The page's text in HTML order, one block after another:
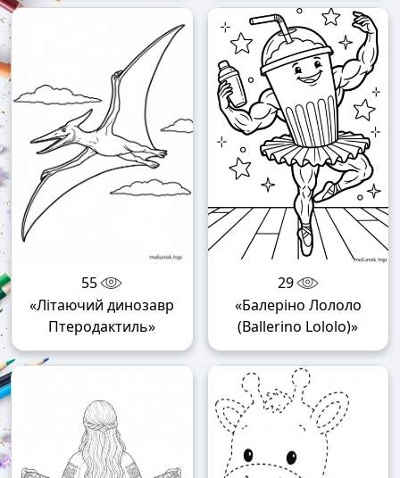
55
«Літаючий динозавр
Птеродактиль»
29
«Балеріно Лололо
(Ballerino Lololo)»